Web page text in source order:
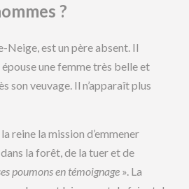
?
Neige, est un père absent. Il
épouse une femme très belle et
son veuvage. Il n’apparaît plus
reine la mission d’emmener
la forêt, de la tuer et de
poumons en témoignage ». La